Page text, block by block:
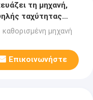
τη μηχανή,
ταχύτητας
σε 900ml
καθορισμένη μηχανή
Επικοινωνήστε